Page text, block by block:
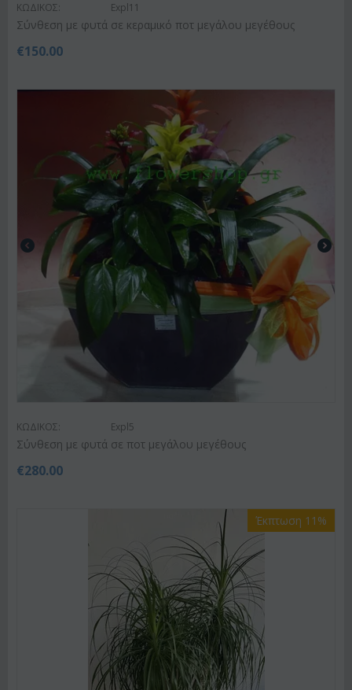
ΚΩΔΙΚΟΣ: Expl11
Σύνθεση με φυτά σε κεραμικό ποτ μεγάλου μεγέθους
€150.00
ΚΩΔΙΚΟΣ: Expl5
Σύνθεση με φυτά σε ποτ μεγάλου μεγέθους
€280.00
Έκπτωση 11%